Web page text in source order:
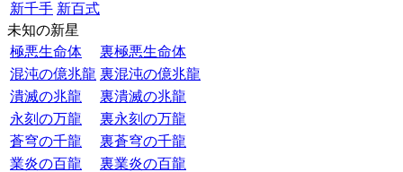
新千手 新百式
未知の新星
極悪生命体
裏極悪生命体
混沌の億兆龍 裏混沌の億兆龍
潰滅の兆龍
裏潰滅の兆龍
永刻の万龍
裏永刻の万龍
蒼穹の千龍
裏蒼穹の千龍
業炎の百龍
裏業炎の百龍